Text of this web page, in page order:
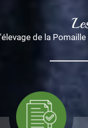
de la